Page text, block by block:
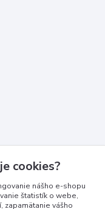
cookies?
nášho e-shopu
štatistík o webe,
zapamätanie vášho